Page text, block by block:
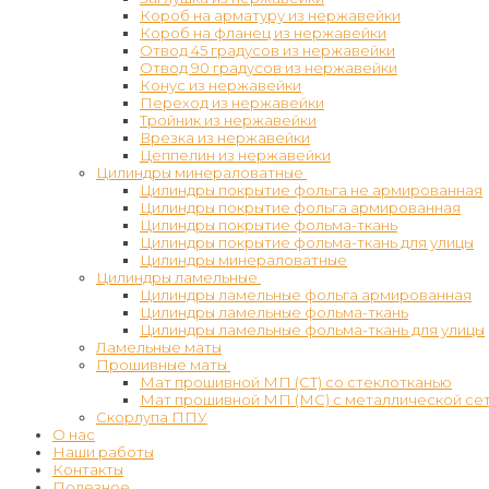
Короб на арматуру из нержавейки
Короб на фланец из нержавейки
Отвод 45 градусов из нержавейки
Отвод 90 градусов из нержавейки
Конус из нержавейки
Переход из нержавейки
Тройник из нержавейки
Врезка из нержавейки
Цеппелин из нержавейки
Цилиндры минераловатные
Цилиндры покрытие фольга не армированная
Цилиндры покрытие фольга армированная
Цилиндры покрытие фольма-ткань
Цилиндры покрытие фольма-ткань для улицы
Цилиндры минераловатные
Цилиндры ламельные
Цилиндры ламельные фольга армированная
Цилиндры ламельные фольма-ткань
Цилиндры ламельные фольма-ткань для улицы
Ламельные маты
Прошивные маты
Мат прошивной МП (СТ) со стеклотканью
Мат прошивной МП (МС) с металлической
Скорлупа ППУ
О нас
Наши работы
Контакты